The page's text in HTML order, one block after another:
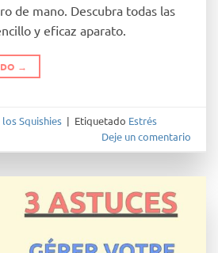
de mano. Descubra todas las
y eficaz aparato.
→
Squishies | Etiquetado Estrés
Deje un comentario